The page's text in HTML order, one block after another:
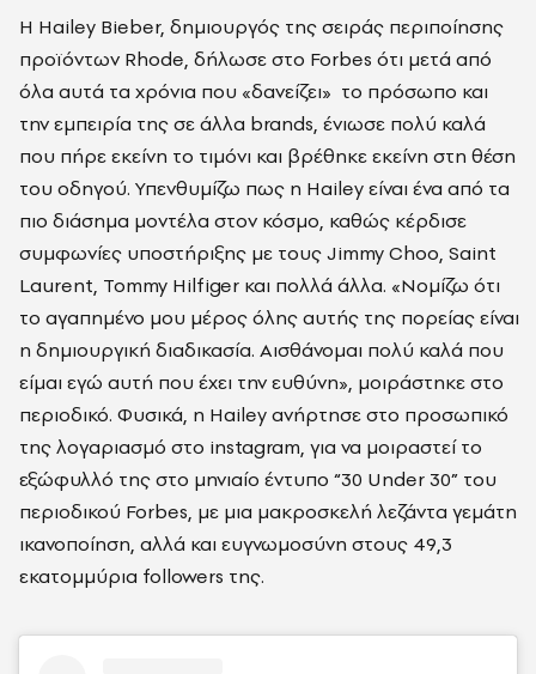
Η Hailey Bieber, δημιουργός της σειράς περιποίησης
προϊόντων Rhode, δήλωσε στο Forbes ότι μετά από
όλα αυτά τα χρόνια που «δανείζει» το πρόσωπο και
την εμπειρία της σε άλλα brands, ένιωσε πολύ καλά
που πήρε εκείνη το τιμόνι και βρέθηκε εκείνη στη θέση
του οδηγού. Υπενθυμίζω πως η Hailey είναι ένα από τα
πιο διάσημα μοντέλα στον κόσμο, καθώς κέρδισε
συμφωνίες υποστήριξης με τους Jimmy Choo, Saint
Laurent, Tommy Hilfiger και πολλά άλλα. «Νομίζω ότι
το αγαπημένο μου μέρος όλης αυτής της πορείας είναι
η δημιουργική διαδικασία. Αισθάνομαι πολύ καλά που
είμαι εγώ αυτή που έχει την ευθύνη», μοιράστηκε στο
περιοδικό. Φυσικά, η Hailey ανήρτησε στο προσωπικό
της λογαριασμό στο instagram, για να μοιραστεί το
εξώφυλλό της στο μηνιαίο έντυπο “30 Under 30” του
περιοδικού Forbes, με μια μακροσκελή λεζάντα γεμάτη
ικανοποίηση, αλλά και ευγνωμοσύνη στους 49,3
εκατομμύρια followers της.